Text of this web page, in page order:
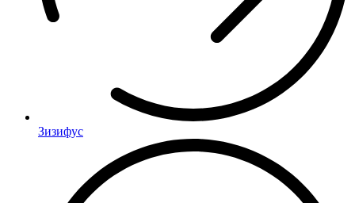
Зизифус